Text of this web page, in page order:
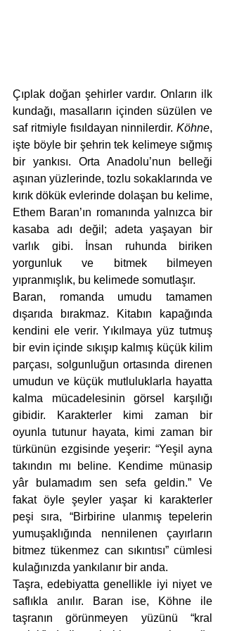
Çıplak doğan şehirler vardır. Onların ilk
kundağı, masalların içinden süzülen ve
saf ritmiyle fısıldayan ninnilerdir. Köhne,
işte böyle bir şehrin tek kelimeye sığmış
bir yankısı. Orta Anadolu’nun belleği
aşınan yüzlerinde, tozlu sokaklarında ve
kırık dökük evlerinde dolaşan bu kelime,
Ethem Baran’ın romanında yalnızca bir
kasaba adı değil; adeta yaşayan bir
varlık gibi. İnsan ruhunda biriken
yorgunluk ve bitmek bilmeyen
yıpranmışlık, bu kelimede somutlaşır.
Baran, romanda umudu tamamen
dışarıda bırakmaz. Kitabın kapağında
kendini ele verir. Yıkılmaya yüz tutmuş
bir evin içinde sıkışıp kalmış küçük kilim
parçası, solgunluğun ortasında direnen
umudun ve küçük mutluluklarla hayatta
kalma mücadelesinin görsel karşılığı
gibidir. Karakterler kimi zaman bir
oyunla tutunur hayata, kimi zaman bir
türkünün ezgisinde yeşerir: “Yeşil ayna
takındın mı beline. Kendime münasip
yâr bulamadım sen sefa geldin.” Ve
fakat öyle şeyler yaşar ki karakterler
peşi sıra, “Birbirine ulanmış tepelerin
yumuşaklığında nennilenen çayırların
bitmez tükenmez can sıkıntısı” cümlesi
kulağınızda yankılanır bir anda.
Taşra, edebiyatta genellikle iyi niyet ve
saflıkla anılır. Baran ise, Köhne ile
taşranın görünmeyen yüzünü “kral